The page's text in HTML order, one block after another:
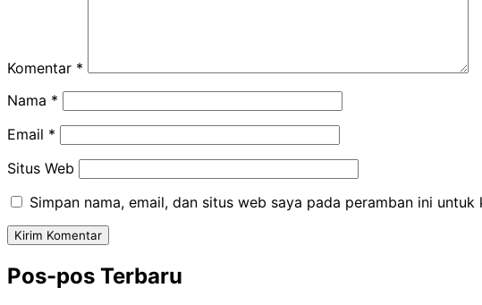
Komentar *
Nama *
Email *
Situs Web
Simpan nama, email, dan situs web saya pada peramban ini
Pos-pos Terbaru